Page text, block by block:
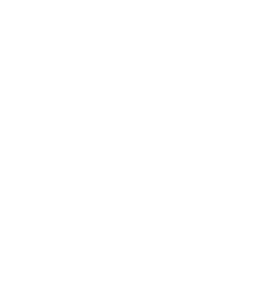
タブレットゼリー飲料塩こん
ンクここがポイント！熱中症
補給がポイントです。水分だ
、症状の改善が期待できま
む飴・タブレットや梅干しな
状が見られる際、意識がはっ
関へ。意識がはっきりしてい
適切な水分・塩分補給を行
善します。いつもと違うなと
分の補給は熱中症予防にも有
ャージから150日 皆様のご
す
ずなのに熱中症になったり、
たりすることもある―――？
る長時間の労働やスポーツな
内の水分とともに塩分やミネ
こに水分補給だけを行うと、
体内における塩分やミネラル
中症の症状が出現します。熱
とつながったり、悪化させた
症時の水分と塩分の補給の仕
だ水分を補給するのではな
が重要です。自分で手軽に作
らせ★リラクpayチャージ増
ラダ応援キャンペーンがご
で延長が決定致しました。
動で適応されるクーポンコ
を適応後に1回限定で最大
。期間内に使い切れるチャー
スを受けていただくことが出
payのチャージをしてお身体
う！！詳細はサマーチャージ
ご確認下さい。※リラクpay
す。 期限を切れるとチャー
承下さい。サマーチャージキ
帽子で直射日光に当たらない
い日の対策として試してみて
に流し健康へ♪皆様のご来店
せ★リラクpayチャージ増額
ダ応援キャンペーンがご好
延長が決定致しました。現
で適応されるクーポンコー
間内に使い切れるチャージを
チャージをしてお身体メン